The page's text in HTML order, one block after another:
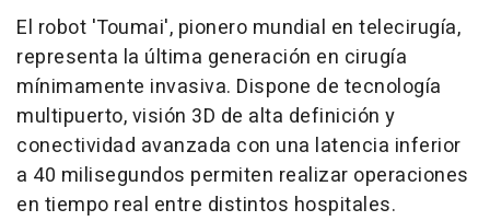
El robot 'Toumai', pionero mundial en telecirugía,
representa la última generación en cirugía
mínimamente invasiva. Dispone de tecnología
multipuerto, visión 3D de alta definición y
conectividad avanzada con una latencia inferior
a 40 milisegundos permiten realizar operaciones
en tiempo real entre distintos hospitales.